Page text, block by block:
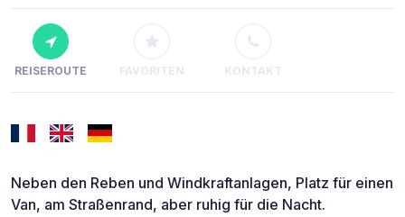
REISEROUTE FAVORITEN KONTAKT
Neben den Reben und Windkraftanlagen, Platz für einen
Van, am Straßenrand, aber ruhig für die Nacht.